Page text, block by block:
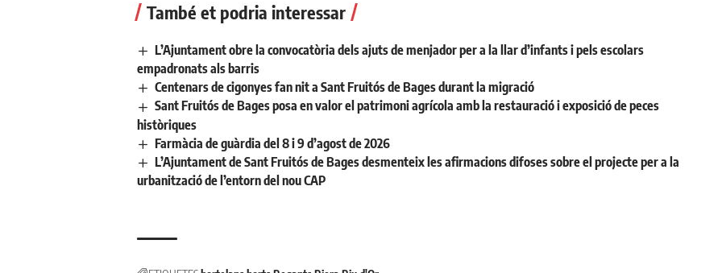
També et podria interessar
L’Ajuntament obre la convocatòria dels ajuts de menjador per a la llar d’infants i pels escolars
empadronats als barris
Centenars de cigonyes fan nit a Sant Fruitós de Bages durant la migració
Sant Fruitós de Bages posa en valor el patrimoni agrícola amb la restauració i exposició de peces
històriques
Farmàcia de guàrdia del 8 i 9 d’agost de 2026
L’Ajuntament de Sant Fruitós de Bages desmenteix les afirmacions difoses sobre el projecte per a la
urbanització de l’entorn del nou CAP